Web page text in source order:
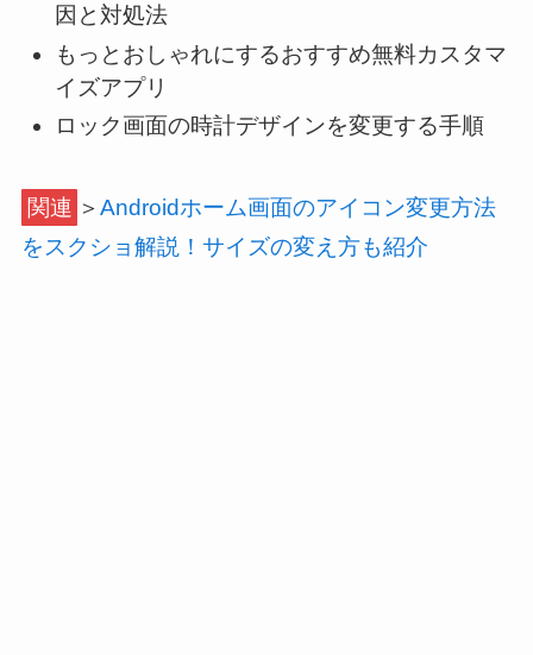
因と対処法
もっとおしゃれにするおすすめ無料カスタマ
イズアプリ
ロック画面の時計デザインを変更する手順
関連 ＞Androidホーム画面のアイコン変更方法
をスクショ解説！サイズの変え方も紹介